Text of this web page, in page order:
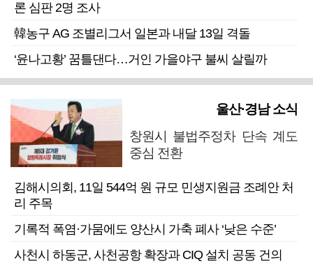
론 심판 2명 조사
韓농구 AG 조별리그서 일본과 내달 13일 격돌
‘윤나고황’ 꿈틀댄다…거인 가을야구 불씨 살릴까
울산·경남 소식
창원시 불법주정차 단속 계도
중심 전환
김해시의회, 11일 544억 원 규모 민생지원금 조례안 처
리 주목
기록적 폭염·가뭄에도 양산시 가축 폐사 ‘낮은 수준’
사천시 하동군, 사천공항 확장과 CIQ 설치 공동 건의